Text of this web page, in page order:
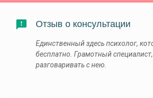
Отзыв о консультации
Единственный здесь психолог,
бесплатно. Грамотный
разговаривать с нею.